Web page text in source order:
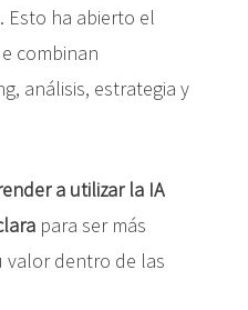
. Esto ha abierto el
combinan
análisis, estrategia y
a utilizar la IA
para ser más
valor dentro de las